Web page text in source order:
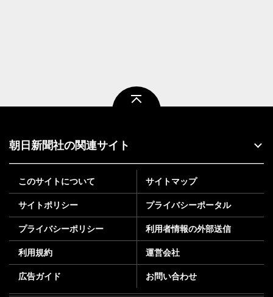
朝日新聞社の関連サイト
このサイトについて サイトマップ
サイトポリシー プライバシーポータル
プライバシーポリシー 利用者情報の外部送信
利用規約 運営会社
広告ガイド お問い合わせ